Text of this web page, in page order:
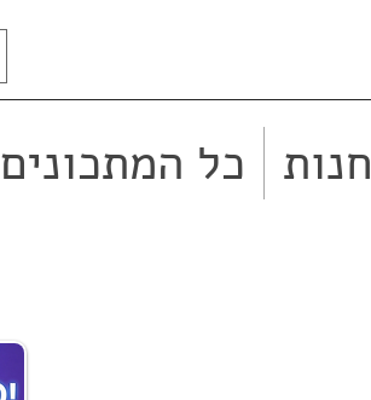
חנות כל המתכונים